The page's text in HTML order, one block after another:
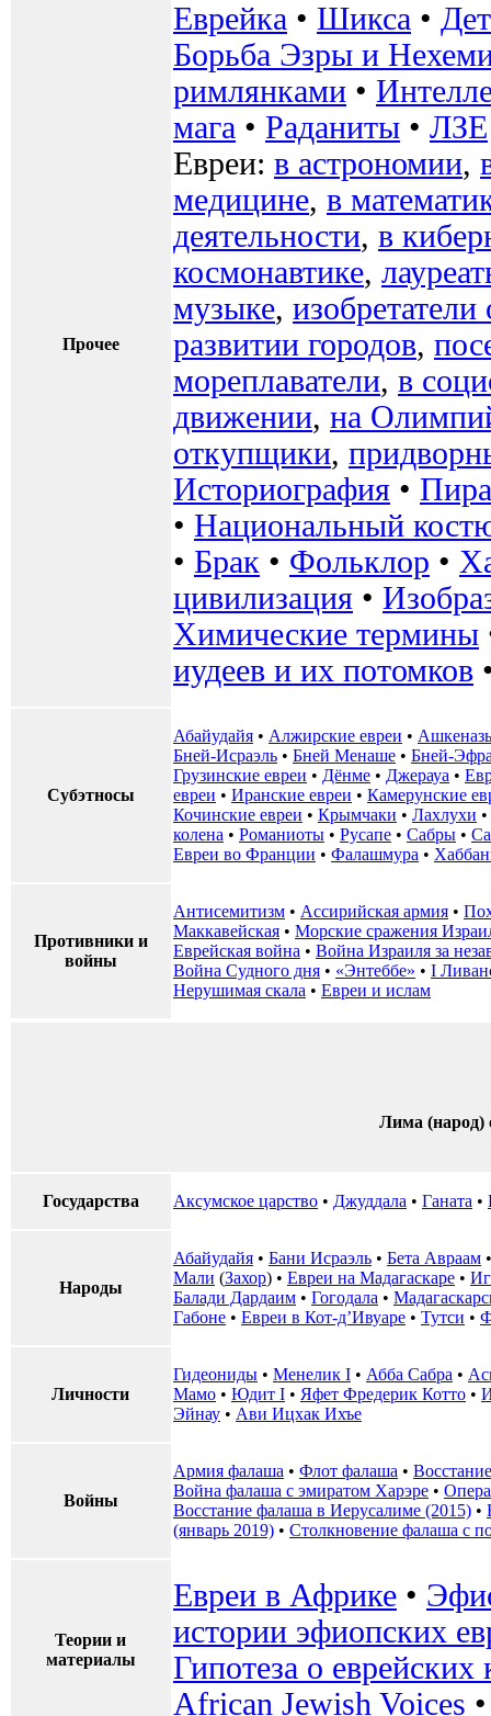
Прочее
Еврейка • Шикса •
Борьба Эзры и
римлянками •
мага • Раданиты • ЛЗЕ
Евреи: в астрономии,
медицине, в
деятельности, в
космонавтике,
музыке,
развитии городов,
мореплаватели, в
движении, на
откупщики,
Историография •
• Национальный
• Брак • Фольклор •
цивилизация •
Химические термины
иудеев и их потомков
Субэтносы
Абайудайя • Алжирские евреи •
Бней-Исраэль • Бней Менаше • Бней-
Грузинские евреи • Дёнме • Джерауа •
евреи • Иранские евреи • Камерунские
Кочинские евреи • Крымчаки • Лахлухи •
колена • Романиоты • Русапе • Сабры •
Евреи во Франции • Фалашмура •
Противники и
войны
Антисемитизм • Ассирийская армия •
Маккавейская • Морские сражения
Еврейская война • Война Израиля за
Война Судного дня • «Энтеббе» • I
Нерушимая скала • Евреи и ислам
Лима (народ)
Государства Аксумское царство • ‎Джуддала • Ганата •
Народы
Абайудайя • Бани Исраэль • Бета Авраам
Мали (Захор) • Евреи на Мадагаскаре •
Балади Дардаим • Гогодала •
Габоне • Евреи в Кот-д’Ивуаре • Тутси •
Личности
Гидеониды • Менелик I • Абба Сабра •
Мамо • Юдит I • Яфет Фредерик Котто •
Эйнау • Ави Ицхак Ихъе
Войны
Армия фалаша • Флот фалаша •
Война фалаша с эмиратом Харэре •
Восстание фалаша в Иерусалиме (2015) •
(январь 2019) • Столкновение фалаша с
Теории и
материалы
Евреи в Африке •
истории эфиопских
Гипотеза о еврейских
African Jewish Voices